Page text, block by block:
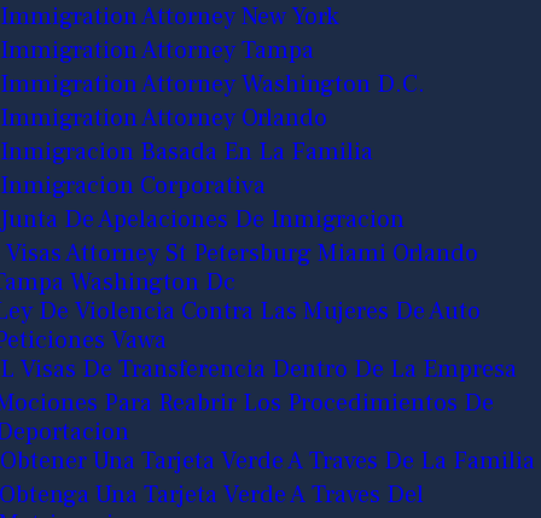
Immigration Attorney New York
Immigration Attorney Tampa
Immigration Attorney Washington D.C.
Immigration Attorney Orlando
Inmigracion Basada En La Familia
Inmigracion Corporativa
Junta De Apelaciones De Inmigracion
Visas Attorney St Petersburg Miami Orlando
Washington Dc
De Violencia Contra Las Mujeres De Auto
Vawa
L Visas De Transferencia Dentro De La Empresa
Para Reabrir Los Procedimientos De
Obtener Una Tarjeta Verde A Traves De La Familia
Obtenga Una Tarjeta Verde A Traves Del